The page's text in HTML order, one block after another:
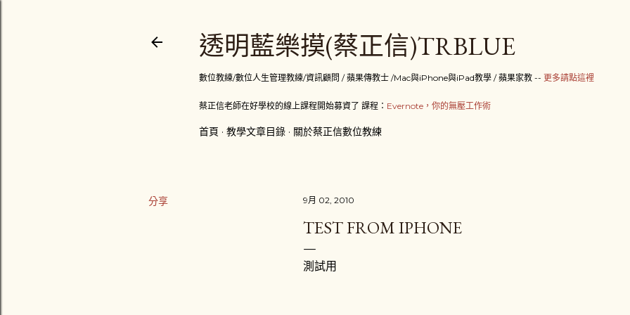
透明藍樂摸(蔡正信)TRBLUE
數位教練/數位人生管理教練/資訊顧問 / 蘋果傳教士 /Mac與iPhone與iPad教學 / 蘋果家教 -- 更多請點這裡
蔡正信老師在好學校的線上課程開始募資了 課程： Evernote，你的無壓工作術
首頁 教學文章目錄 關於蔡正信數位教練
分享 9月 02, 2010
TEST FROM IPHONE
測試用